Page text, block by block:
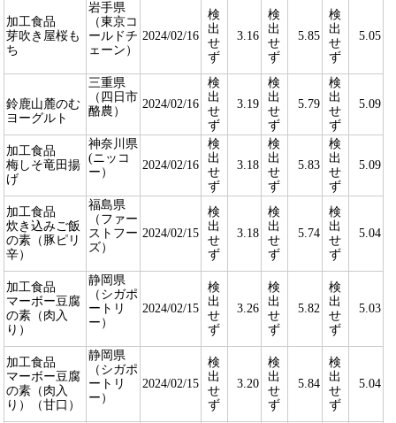
加工食品
芽吹き屋桜も
ち
岩手県
（東京コ
ールドチ
ェーン）
2024/02/16
検
出
せ
ず
3.16
検
出
せ
ず
5.85
検
出
せ
ず
5.05
鈴鹿山麓のむ
ヨーグルト
三重県
（四日市
酪農）
2024/02/16
検
出
せ
ず
3.19
検
出
せ
ず
5.79
検
出
せ
ず
5.09
加工食品
梅しそ竜田揚
げ
神奈川県
(ニッコ
ー）
2024/02/16
検
出
せ
ず
3.18
検
出
せ
ず
5.83
検
出
せ
ず
5.09
加工食品
炊き込みご飯
の素（豚ピリ
辛）
福島県
（ファー
ストフー
ズ）
2024/02/15
検
出
せ
ず
3.18
検
出
せ
ず
5.74
検
出
せ
ず
5.04
加工食品
マーボー豆腐
の素（肉入
り）
静岡県
（シガポ
ートリ
ー）
2024/02/15
検
出
せ
ず
3.26
検
出
せ
ず
5.82
検
出
せ
ず
5.03
加工食品
マーボー豆腐
の素（肉入
り）（甘口）
静岡県
（シガポ
ートリ
ー）
2024/02/15
検
出
せ
ず
3.20
検
出
せ
ず
5.84
検
出
せ
ず
5.04